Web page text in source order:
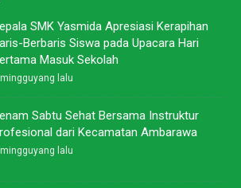
SMK Yasmida Apresiasi Kerapihan
Berbaris Siswa pada Upacara Hari
Masuk Sekolah
lalu
Sabtu Sehat Bersama Instruktur
dari Kecamatan Ambarawa
lalu